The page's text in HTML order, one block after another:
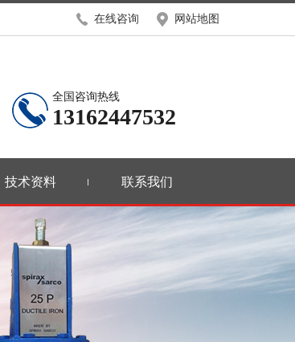
在线咨询 网站地图
全国咨询热线
13162447532
技术资料 联系我们